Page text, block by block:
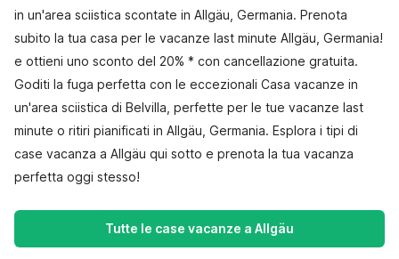
in un'area sciistica scontate in Allgäu, Germania. Prenota
subito la tua casa per le vacanze last minute Allgäu, Germania!
e ottieni uno sconto del 20% * con cancellazione gratuita.
Goditi la fuga perfetta con le eccezionali Casa vacanze in
un'area sciistica di Belvilla, perfette per le tue vacanze last
minute o ritiri pianificati in Allgäu, Germania. Esplora i tipi di
case vacanza a Allgäu qui sotto e prenota la tua vacanza
perfetta oggi stesso!
Tutte le case vacanze a Allgäu